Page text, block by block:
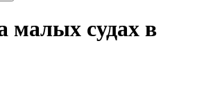
малых судах в